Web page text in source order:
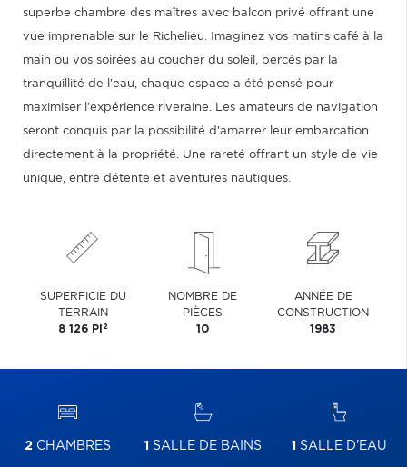
superbe chambre des maîtres avec balcon privé offrant une
vue imprenable sur le Richelieu. Imaginez vos matins café à la
main ou vos soirées au coucher du soleil, bercés par la
tranquillité de l'eau, chaque espace a été pensé pour
maximiser l'expérience riveraine. Les amateurs de navigation
seront conquis par la possibilité d'amarrer leur embarcation
directement à la propriété. Une rareté offrant un style de vie
unique, entre détente et aventures nautiques.
SUPERFICIE DU
TERRAIN
8 126 PI 2
NOMBRE DE
PIÈCES
10
ANNÉE DE
CONSTRUCTION
1983
2 CHAMBRES 1 SALLE DE BAINS 1 SALLE D'EAU